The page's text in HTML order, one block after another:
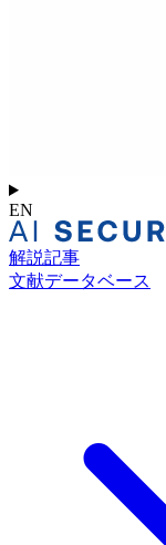
EN
解説記事
文献データベース